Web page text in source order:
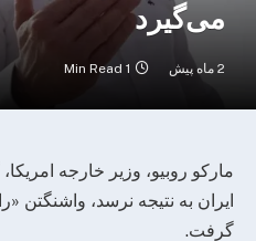
می‌گیرد
2 ماه پیش 1 Min Read
مارکو روبیو، وزیر خارجه
ایران به نتیجه نرسد، واشنگتن
گرفت.